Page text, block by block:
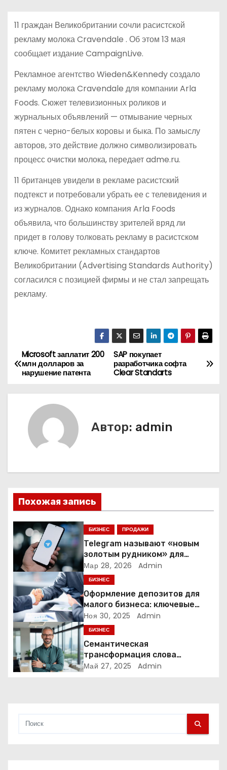
11 граждан Великобритании сочли расистской
рекламу молока Cravendale . Об этом 13 мая
сообщает издание CampaignLive.
Рекламное агентство Wieden&Kennedy создало
рекламу молока Cravendale для компании Arla
Foods. Сюжет телевизионных роликов и
журнальных объявлений — отмывание черных
пятен с черно-белых коровы и быка. По замыслу
авторов, это действие должно символизировать
процесс очистки молока, передает adme.ru.
11 британцев увидели в рекламе расистский
подтекст и потребовали убрать ее с телевидения и
из журналов. Однако компания Arla Foods
объявила, что большинству зрителей вряд ли
придет в голову толковать рекламу в расистском
ключе. Комитет рекламных стандартов
Великобритании (Advertising Standards Authority)
согласился с позицией фирмы и не стал запрещать
рекламу.
Н
а
ц
и
я
п
о
з
а
п
и
SAP покупает
разработчика софта
Clear Standarts
Microsoft заплатит 200
млн долларов за
нарушение патента
Автор: admin
Похожая запись
БИЗНЕС ПРОДАЖИ
Telegram называют «новым
золотым рудником» для
креаторов: как блогеры
создают онлайн-бизнес
Мар 28, 2026 Admin
БИЗНЕС
Оформление депозитов для
малого бизнеса: ключевые
аспекты и преимущества
Ноя 30, 2025 Admin
БИЗНЕС
Семантическая
трансформация слова
«олигарх» в исследовании
Май 27, 2025 Admin